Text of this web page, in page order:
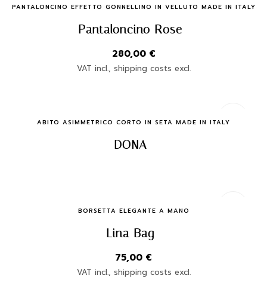
Quick Buy
PANTALONCINO EFFETTO GONNELLINO IN VELLUTO MADE IN ITALY
Pantaloncino Rose
280,00 €
VAT incl., shipping costs excl.
Quick Buy
ABITO ASIMMETRICO CORTO IN SETA MADE IN ITALY
DONA
Quick Buy
BORSETTA ELEGANTE A MANO
Lina Bag
75,00 €
VAT incl., shipping costs excl.